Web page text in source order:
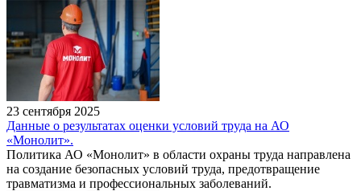
23 сентября 2025
Данные о результатах оценки условий труда на АО
«Монолит».
Политика АО «Монолит» в области охраны труда направлена
на создание безопасных условий труда, предотвращение
травматизма и профессиональных заболеваний.